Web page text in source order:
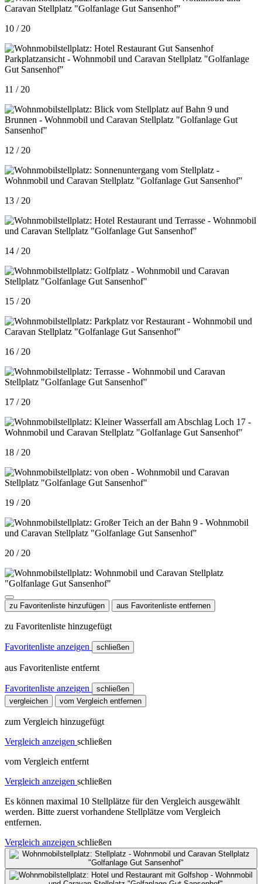
10 / 20
11 / 20
12 / 20
13 / 20
14 / 20
15 / 20
16 / 20
17 / 20
18 / 20
19 / 20
20 / 20
zu Favoritenliste hinzufügen aus Favoritenliste entfernen
zu Favoritenliste hinzugefügt
Favoritenliste anzeigen schließen
aus Favoritenliste entfernt
Favoritenliste anzeigen
schließen
vergleichen
vom Vergleich entfernen
zum Vergleich hinzugefügt
Vergleich anzeigen schließen
vom Vergleich entfernt
Vergleich anzeigen schließen
Es können maximal 10 Stellplätze für den Vergleich ausgewählt
werden. Bitte zuerst vorhandene Stellplätze vom Vergleich
entfernen.
Vergleich anzeigen schließen